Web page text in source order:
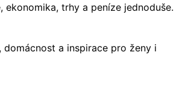
ekonomika, trhy a peníze jednoduše.
domácnost a inspirace pro ženy i